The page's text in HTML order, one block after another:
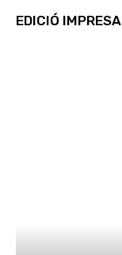
EDICIÓ IMPRESA